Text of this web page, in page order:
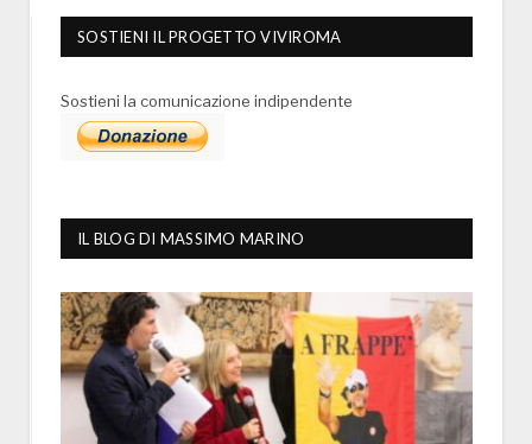
SOSTIENI IL PROGETTO VIVIROMA
Sostieni la comunicazione indipendente
IL BLOG DI MASSIMO MARINO